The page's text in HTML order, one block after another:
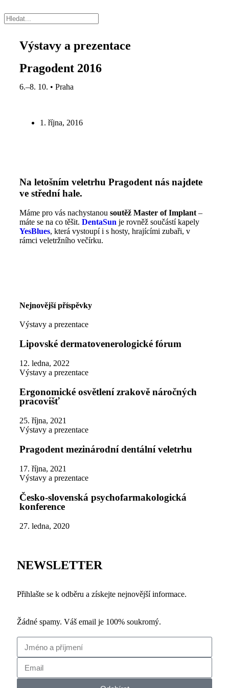
Výstavy a prezentace
Pragodent 2016
6.–8. 10. • Praha
1. října, 2016
Na letošním veletrhu Pragodent nás najdete
ve střední hale.
Máme pro vás nachystanou soutěž Master of Implant–
máte se na co těšit. DentaSun je rovněž součástí kapely
YesBlues, která vystoupí i s hosty, hrajícími zubaři, v
rámci veletržního večírku.
Nejnovější příspěvky
Výstavy a prezentace
Lipovské dermatovenerologické fórum
12. ledna, 2022
Výstavy a prezentace
Ergonomické osvětlení zrakově náročných
pracovišť
25. října, 2021
Výstavy a prezentace
Pragodent mezinárodní dentální veletrhu
17. října, 2021
Výstavy a prezentace
Česko-slovenská psychofarmakologická
konference
27. ledna, 2020
NEWSLETTER
Přihlašte se k odběru a získejte nejnovější informace.
Žádné spamy. Váš email je 100% soukromý.